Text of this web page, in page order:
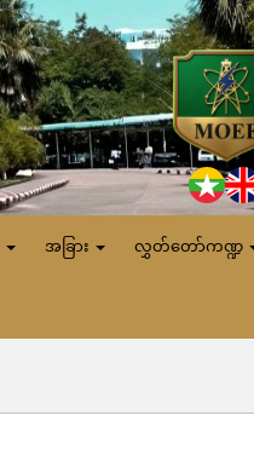
အခြား လွှတ်တော်ကဏ္ဍ